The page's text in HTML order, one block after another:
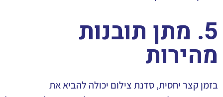
5. מתן תובנות
מהירות
בזמן קצר יחסית, סדנת צילום יכולה להביא את